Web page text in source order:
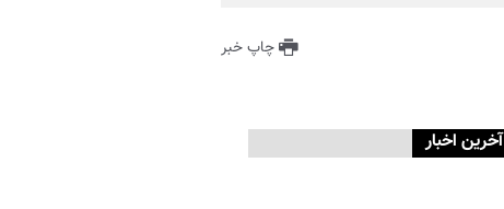
چاپ خبر
آخرین اخبار